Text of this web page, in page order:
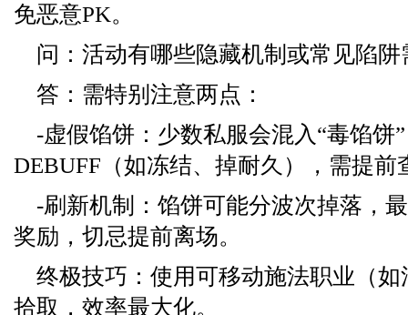
免恶意PK。
问：活动有哪些隐藏机制或常见陷阱
答：需特别注意两点：
-虚假馅饼：少数私服会混入“毒馅饼
DEBUFF（如冻结、掉耐久），需提前
-刷新机制：馅饼可能分波次掉落，
奖励，切忌提前离场。
终极技巧：使用可移动施法职业（
拾取，效率最大化。